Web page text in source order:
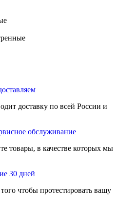
доставку по всей России и
обслуживание
товары, в качестве которых мы
30 дней
чтобы протестировать вашу